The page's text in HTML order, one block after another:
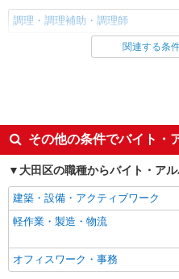
調理・調理補助・調理師
同じ雇用形態から京急蒲田駅
朝
夕方
車通勤OK
社宅・寮あり
Web面接OK
職場見学OKまたは説明会あり
経験者・有資格者歓迎
関連する条
その他の条件でバイト・
大田区の職種からバイト・ア
建築・設備・アクティブワーク
軽作業・製造・物流
オフィスワーク・事務